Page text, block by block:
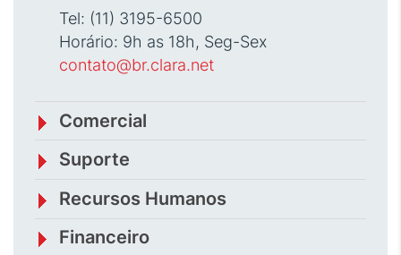
Tel: (11) 3195-6500
Horário: 9h as 18h, Seg-Sex
contato@br.clara.net
Comercial
Suporte
Recursos Humanos
Financeiro